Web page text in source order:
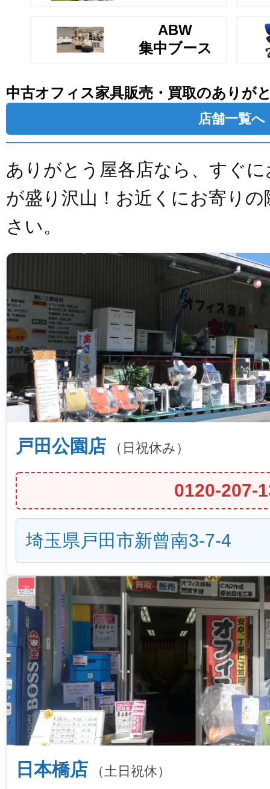
ABW
集中ブース
中古オフィス家具販売・買取のありが
店舗一覧へ
ありがとう屋各店なら、すぐ
が盛り沢山！お近くにお寄り
さい。
戸田公園店 （日祝休み）
0120-207-
埼玉県戸田市新曾南3-7-4
日本橋店 （土日祝休）